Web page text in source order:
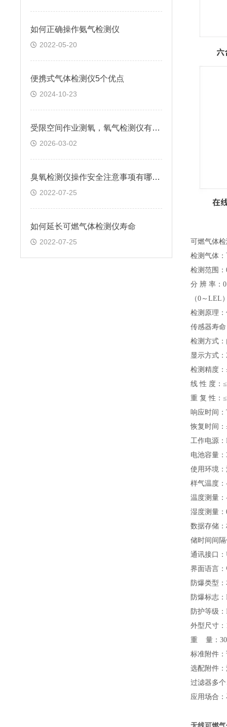
如何正确操作氨气检测仪
2022-05-20
便携式气体检测仪5个优点
2024-10-23
受限空间作业测氧，氧气检测仪有泵吸式采样功能吗？
2026-03-02
臭氧检测仪操作安全注意事项有哪些？
2022-07-25
如何延长可燃气体检测仪寿命
2022-07-25
可燃气体
检测气体
检测范围：
分 辨 率：
（0～LEL
检测原理
传感器寿
检测方式
显示方式
检测精度
线 性 度：
重 复 性：
响应时间
恢复时间
工作电源
电池容量
使用环境
样气温度
温度测量
湿度测量
数据存储
储时间间
通讯接口
界面语言
防爆类型
防爆标志
防护等级
外型尺寸
重 量：
标准附件
选配附件
过滤器多
应用场合